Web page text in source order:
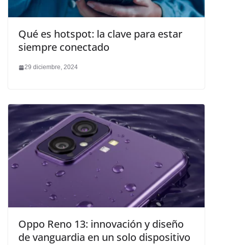
Qué es hotspot: la clave para estar
siempre conectado
29 diciembre, 2024
Oppo Reno 13: innovación y diseño
de vanguardia en un solo dispositivo